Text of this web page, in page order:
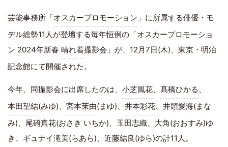
芸能事務所「オスカープロモーション 」に所属する俳優・モ
デル総勢11人が登壇する毎年恒例の「オスカープロモーショ
ン 2024年新春 晴れ着撮影会」が、12月7日(木)、東京・明治
記念館にて開催された。
今年、同撮影会に出席したのは、 小芝風花、 髙橋ひかる 、
本田望結(みゆ)、 宮本茉由(まゆ)、 井本彩花、井頭愛海(まな
み)、尾碕真花(おさき いちか)、玉田志織、大角(おおすみ)ゆ
き、 ギュナイ滝美(らあら)、 近藤結良(ゆら)の計11人。